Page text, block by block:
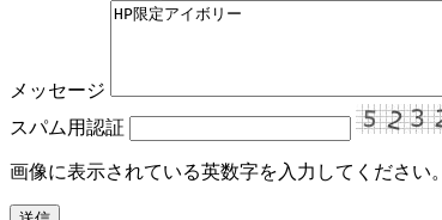
メッセージ
スパム用認証
画像に表示されている英数字を入力してください。